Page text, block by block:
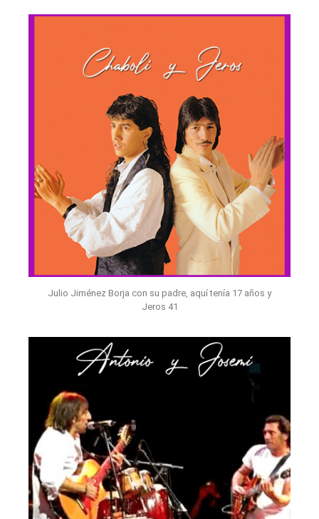
Julio Jiménez Borja con su padre, aquí tenía 17 años y
Jeros 41